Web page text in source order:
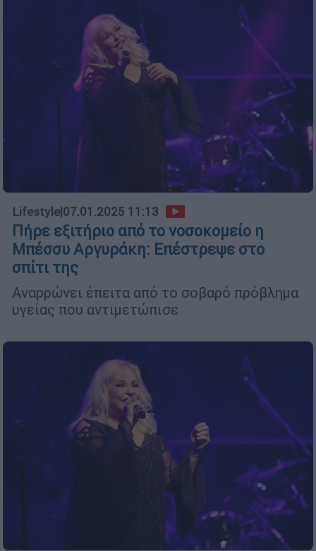
Lifestyle|07.01.2025 11:13
Πήρε εξιτήριο από το νοσοκομείο η
Μπέσσυ Αργυράκη: Επέστρεψε στο
σπίτι της
Αναρρώνει έπειτα από το σοβαρό πρόβλημα
υγείας που αντιμετώπισε